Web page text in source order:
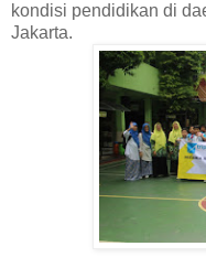
kondisi pendidikan di
Jakarta.